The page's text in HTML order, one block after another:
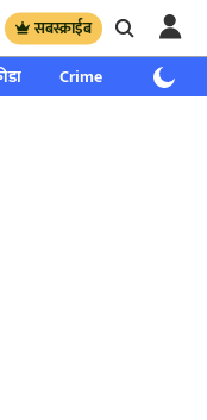
सबस्क्राईब
Crime साप्ताहिक